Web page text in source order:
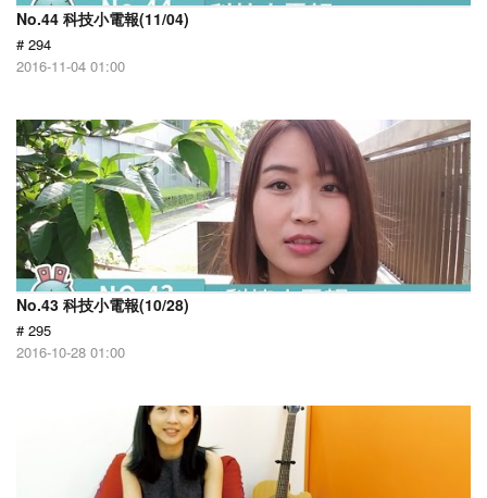
No.44 科技小電報(11/04)
# 294
2016-11-04 01:00
No.43 科技小電報(10/28)
# 295
2016-10-28 01:00